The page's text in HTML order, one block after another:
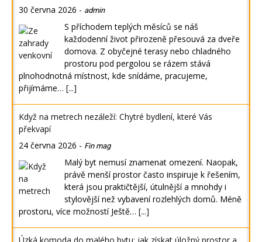
30 června 2026 - admin
S příchodem teplých měsíců se náš
každodenní život přirozeně přesouvá za dveře
domova. Z obyčejné terasy nebo chladného
prostoru pod pergolou se rázem stává
plnohodnotná místnost, kde snídáme, pracujeme,
přijímáme… [...]
Když na metrech nezáleží: Chytré bydlení, které Vás
překvapí
24 června 2026 - Fin mag
Malý byt nemusí znamenat omezení. Naopak,
právě menší prostor často inspiruje k řešením,
která jsou praktičtější, útulnější a mnohdy i
stylovější než vybavení rozlehlých domů. Méně
prostoru, více možností Ještě… [...]